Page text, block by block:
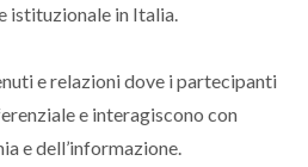
istituzionale in Italia.
e relazioni dove i partecipanti
e interagiscono con
e dell’informazione.